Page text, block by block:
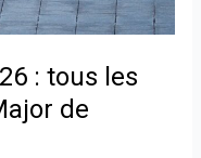
: tous les
de